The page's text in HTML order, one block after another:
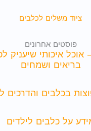
ציוד משלים לכלבים
פוסטים אחרונים
אוכל איכותי שיעניק
בריאים ושמחים
בכלבים והדרכים
על כלבים לילדים